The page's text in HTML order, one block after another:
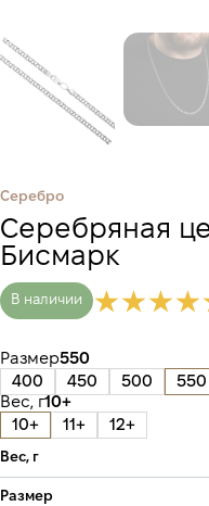
Серебро
Серебряная
Бисмарк
В наличии
Размер550
400
450 500 550
Вес, г10+
10+
11+ 12+
Вес, г
Размер